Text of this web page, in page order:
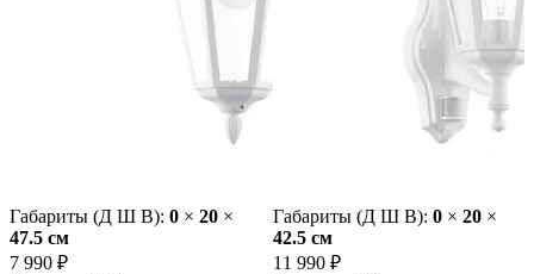
Габариты (Д Ш В): 0 × 20 ×
47.5 cм
7 990 ₽
Габариты (Д Ш В): 0 × 20 ×
42.5 cм
11 990 ₽